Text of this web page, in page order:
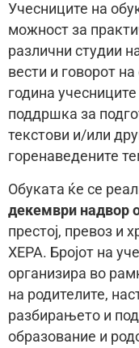
Учесниците на
можност за
различни студии
вести и говорот
година
поддршка за
текстови и/или
горенаведените
Обуката ќе се
декември надвор
престој, превоз и
ХЕРА. Бројот на
организира во
на родителите,
разбирањето и
образование и